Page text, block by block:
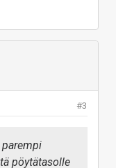
#3
pöytätasolle